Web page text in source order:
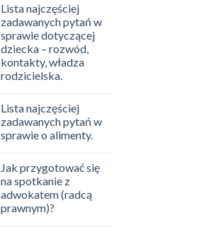
Lista najczęściej
zadawanych pytań w
sprawie dotyczącej
dziecka – rozwód,
kontakty, władza
rodzicielska.
Lista najczęściej
zadawanych pytań w
sprawie o alimenty.
Jak przygotować się
na spotkanie z
adwokatem (radcą
prawnym)?